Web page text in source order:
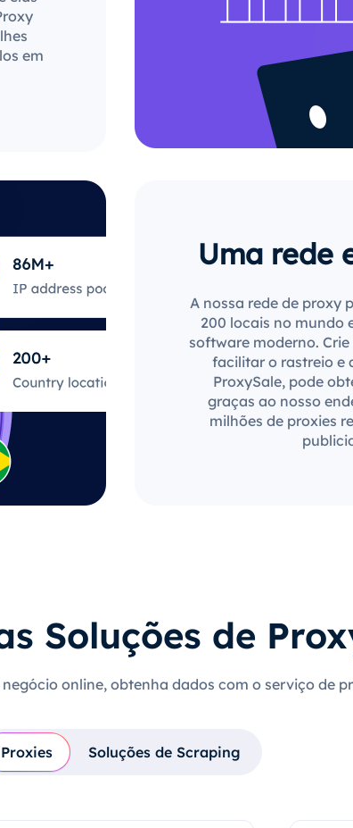
em
Uma rede
A nossa rede de proxy
200 locais no mundo
software moderno.
facilitar o rastreio e
ProxySale, pode
graças ao nosso
milhões de proxies
Soluções de
online, obtenha dados com o serviço de
Proxies Soluções de Scraping